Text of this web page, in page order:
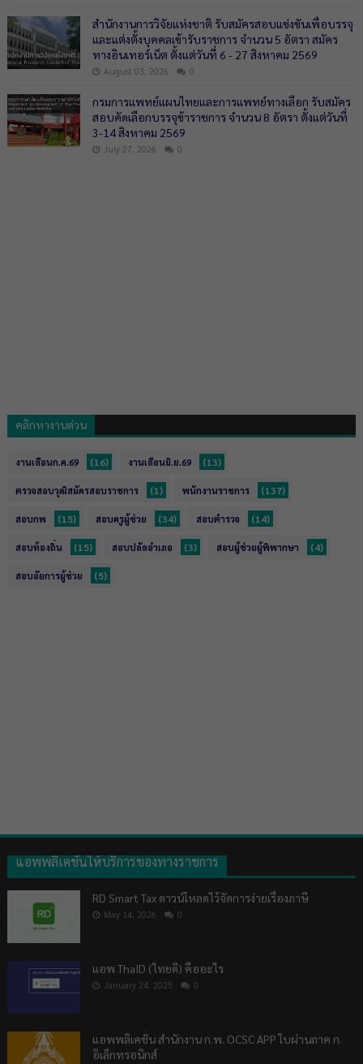
สำนักงานการวิจัยแห่งชาติ รับสมัครสอบแข่งขันเพื่อบรรจุ
และแต่งตั้งบุคคลเข้ารับราชการ จำนวน 5 อัตรา สมัคร
ทางอินเทอร์เน็ต ตั้งแต่วันที่ 6 - 27 สิงหาคม 2569
August 03, 2026 0
กรมการแพทย์แผนไทยและการแพทย์ทางเลือก รับสมัคร
สอบคัดเลือกบรรจุข้าราชการ จำนวน 8 อัตรา ตั้งแต่วันที่
3-14 สิงหาคม 2569
July 27, 2026 0
คลิกหางานด่วน
งานเดือนก.ค.69 (16) งานเดือนมิ.ย.69 (13)
ตรวจสอบวุฒิสมัครสอบราชการ (1) พนักงานราชการ (137)
สอบกพ (15) สอบครูผู้ช่วย (34) สอบตำรวจ (14)
สอบท้องถิ่น (15) สอบปลัดอำเภอ (3) สอบผู้ช่วยผู้พิพากษา (4)
สอบอัยการผู้ช่วย (5)
แอพพลิเคชันให้บริการของทางราชการ
RD Smart Tax ดาวน์โหลดไว้จัดการง่ายเรื่องภาษี
May 14, 2026 0
แอพ ThaID (ไทยดี) คืออะไร
January 24, 2025 0
แอพพลิเคชั่น สำนักงาน ก.พ. OCSC APP ใบผ่านภาค ก.
อิเล็กทรอนิกส์